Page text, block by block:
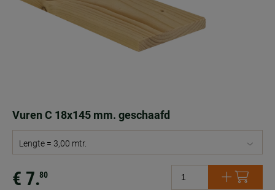
Vuren C 18x145 mm. geschaafd
Lengte = 3,00 mtr.
€ 7.80